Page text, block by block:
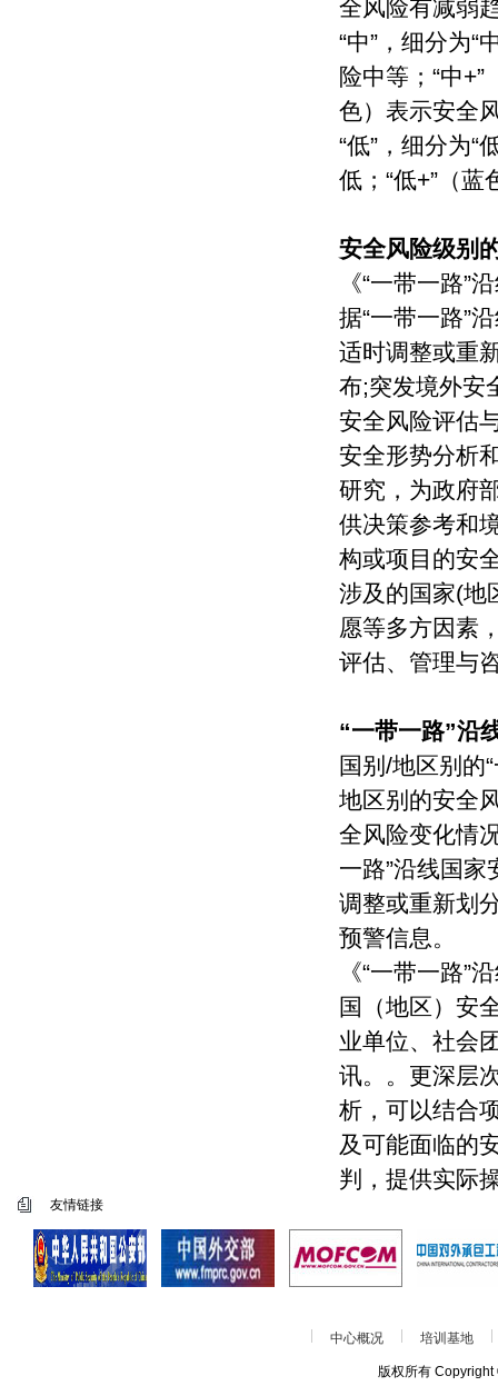
全风险有减弱
“中”，细分为“
险中等；“中
色）表示安全
“低”，细分为“
低；“低+”（
安全风险级别
《“一带一路”
据“一带一路”
适时调整或重
布;突发境外安
安全风险评估
安全形势分析
研究，为政府
供决策参考和
构或项目的安
涉及的国家(地
愿等多方因素
评估、管理与
“一带一路”沿
国别/地区别的
地区别的安全
全风险变化情
一路”沿线国
调整或重新划
预警信息。
《“一带一路”
国（地区）安
业单位、社会
讯。。更深层
析，可以结合
及可能面临的
判，提供实际
友情链接
中心概况 培训基地
版权所有